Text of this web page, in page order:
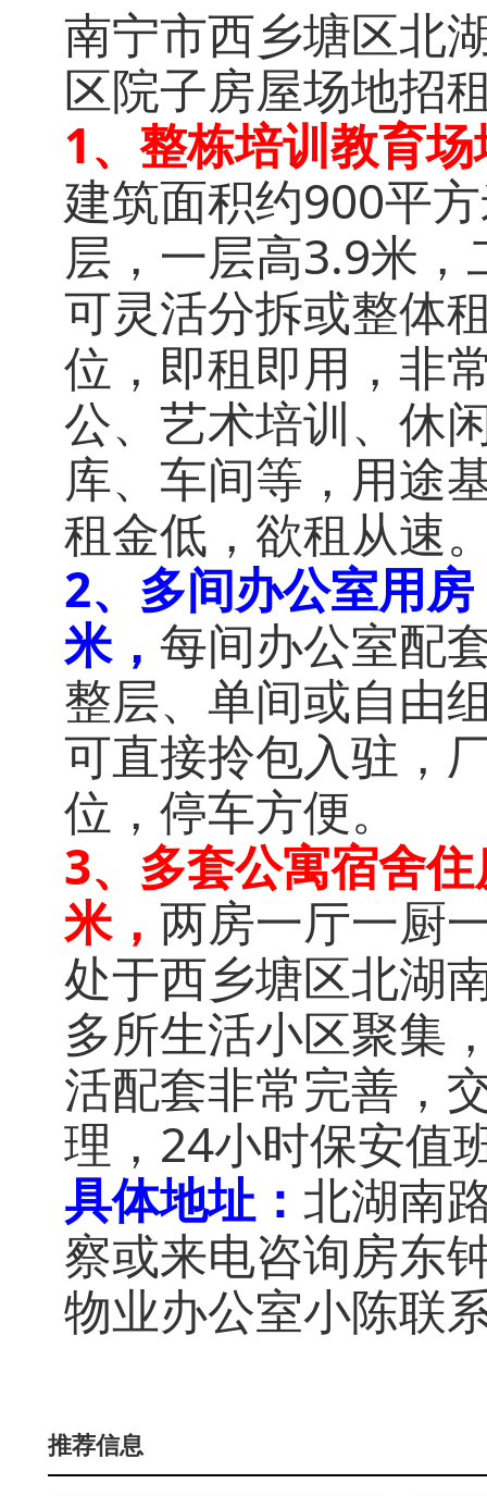
南宁市西乡塘区北
区院子房屋场地招
1、整栋培训教育
建筑面积约900平
层，一层高3.9米
可灵活分拆或整体
位，即租即用，非
公、艺术培训、休
库、车间等，用途
租金低，欲租从速
2、多间办公室用
米， 每间办公室配
整层、单间或自由
可直接拎包入驻，
位，停车方便。
3、多套公寓宿舍
米， 两房一厅一厨
处于西乡塘区北湖
多所生活小区聚集
活配套非常完善，
理，24小时保安值
具体地址： 北湖南
察或来电咨询房东
物业办公室小陈联
推荐信息